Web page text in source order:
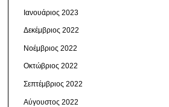
Ιανουάριος 2023
Δεκέμβριος 2022
Νοέμβριος 2022
Οκτώβριος 2022
Σεπτέμβριος 2022
Αύγουστος 2022